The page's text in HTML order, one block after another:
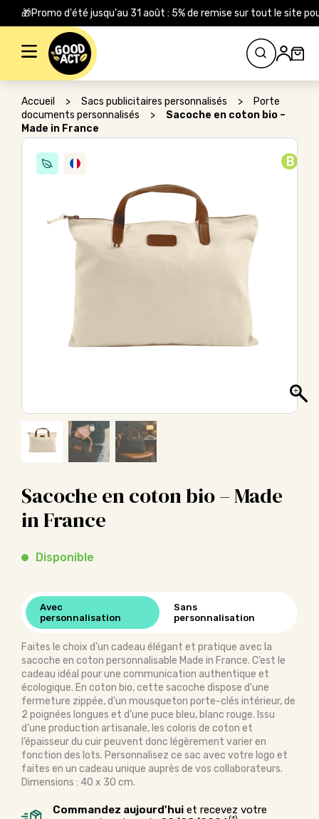
🎁Promo d'été jusqu'au 31 août : 5% de remise sur tout le site
Rechercher :
Accueil > Sacs publicitaires personnalisés >
Porte
documents personnalisés
>
Sacoche en coton bio –
Made in France
B
Sacoche en coton bio – Made
in France
Disponible
Avec
personnalisation
Sans
personnalisation
Faites le choix d’un cadeau élégant et pratique avec la
sacoche en coton personnalisable Made in France. C’est le
cadeau idéal pour une communication authentique et
écologique. En coton bio, cette sacoche dispose d’une
fermeture zippée, d’un mousqueton porte-clés intérieur, de
2 poignées longues et d’une puce bleu, blanc rouge. Issu
d’une production artisanale, les coloris de coton et
l’épaisseur du cuir peuvent donc légèrement varier en
fonction des lots. Personnalisez ce sac avec votre logo et
faites en un cadeau unique auprès de vos collaborateurs.
Dimensions : 40 x 30 cm.
Commandez aujourd'hui et recevez votre